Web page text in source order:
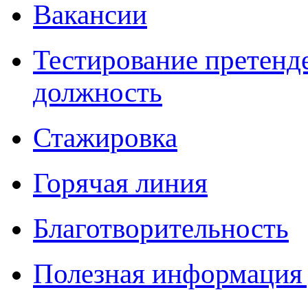
Вакансии
Тестирование
должность
Стажировка
Горячая линия
Благотворительность
Полезная